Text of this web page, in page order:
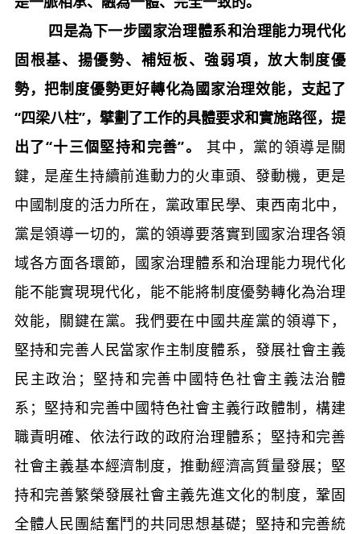
四是為下一步國家治理體系和治理能力現代化
固根基、揚優勢、補短板、強弱項，放大制度優
勢，把制度優勢更好轉化為國家治理效能，支起了
“四梁八柱”，擘劃了工作的具體要求和實施路徑，提
出了“十三個堅持和完善”。
其中，黨的領導是關
鍵，是産生持續前進動力的火車頭、發動機，更是
中國制度的活力所在，黨政軍民學、東西南北中，
黨是領導一切的，黨的領導要落實到國家治理各領
域各方面各環節，國家治理體系和治理能力現代化
能不能實現現代化，能不能將制度優勢轉化為治理
效能，關鍵在黨。我們要在中國共産黨的領導下，
堅持和完善人民當家作主制度體系，發展社會主義
民主政治；堅持和完善中國特色社會主義法治體
系；堅持和完善中國特色社會主義行政體制，構建
職責明確、依法行政的政府治理體系；堅持和完善
社會主義基本經濟制度，推動經濟高質量發展；堅
持和完善繁榮發展社會主義先進文化的制度，鞏固
全體人民團結奮鬥的共同思想基礎；堅持和完善統